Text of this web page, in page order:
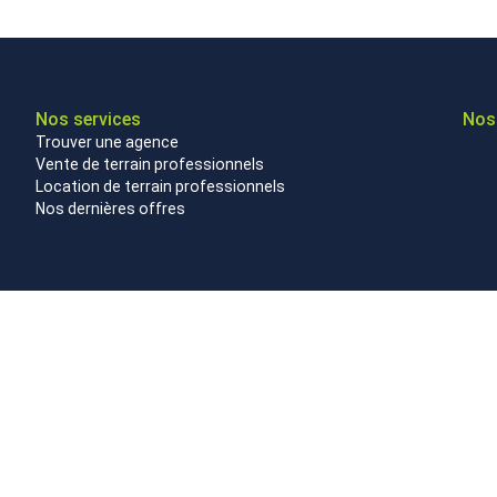
Nos services
Trouver une agence
Vente de terrain professionnels
Location de terrain professionnels
Nos dernières offres